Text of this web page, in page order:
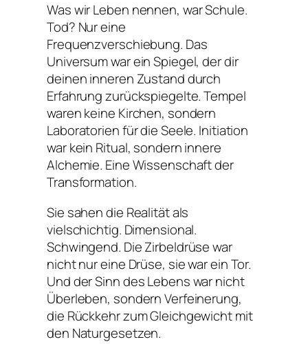
Was wir Leben nennen, war Schule.
Tod? Nur eine
Frequenzverschiebung. Das
Universum war ein Spiegel, der dir
deinen inneren Zustand durch
Erfahrung zurückspiegelte. Tempel
waren keine Kirchen, sondern
Laboratorien für die Seele. Initiation
war kein Ritual, sondern innere
Alchemie. Eine Wissenschaft der
Transformation.
Sie sahen die Realität als
vielschichtig. Dimensional.
Schwingend. Die Zirbeldrüse war
nicht nur eine Drüse, sie war ein Tor.
Und der Sinn des Lebens war nicht
Überleben, sondern Verfeinerung,
die Rückkehr zum Gleichgewicht mit
den Naturgesetzen.